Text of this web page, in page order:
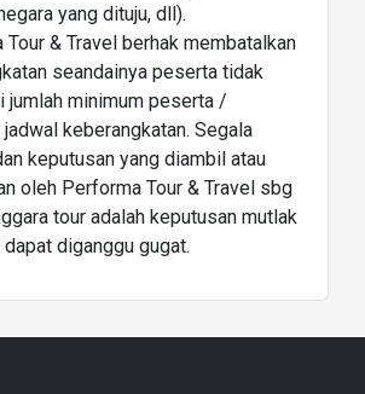
yang dituju, dll).
Tour & Travel berhak membatalkan
seandainya peserta tidak
jumlah minimum peserta /
jadwal keberangkatan. Segala
keputusan yang diambil atau
oleh Performa Tour & Travel sbg
tour adalah keputusan mutlak
diganggu gugat.